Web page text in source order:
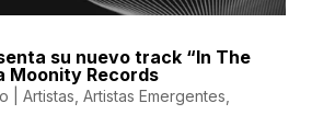
su nuevo track “In The
Moonity Records
Artistas Artistas Emergentes